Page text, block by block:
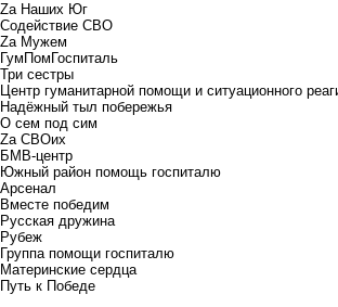
Zа Наших Юг
Содействие СВО
Zа Мужем
ГумПомГоспиталь
Три сестры
Центр гуманитарной помощи и ситуационного
Надёжный тыл побережья
О сем под сим
Zа СВОих
БМВ-центр
Южный район помощь госпиталю
Арсенал
Вместе победим
Русская дружина
Рубеж
Группа помощи госпиталю
Материнские сердца
Путь к Победе